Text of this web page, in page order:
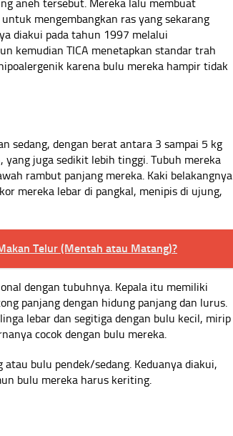
aneh tersebut. Mereka lalu membuat
mengembangkan ras yang sekarang
diakui pada tahun 1997 melalui
kemudian TICA menetapkan standar trah
karena bulu mereka hampir tidak
sedang, dengan berat antara 3 sampai 5 kg
yang juga sedikit lebih tinggi. Tubuh mereka
rambut panjang mereka. Kaki belakangnya
mereka lebar di pangkal, menipis di ujung,
Telur (Mentah atau Matang)?
dengan tubuhnya. Kepala itu memiliki
panjang dengan hidung panjang dan lurus.
lebar dan segitiga dengan bulu kecil, mirip
cocok dengan bulu mereka.
bulu pendek/sedang. Keduanya diakui,
bulu mereka harus keriting.